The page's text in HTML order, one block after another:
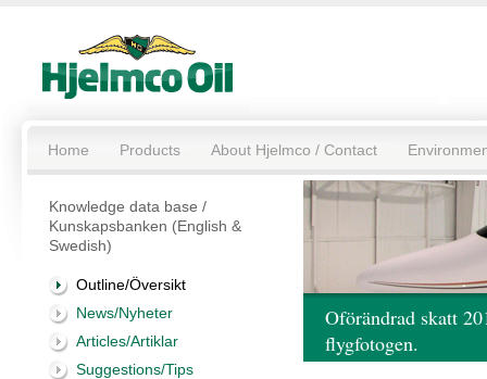
Home Products About Hjelmco / Contact
Knowledge data base /
Kunskapsbanken (English &
Swedish)
Outline/Översikt
News/Nyheter
Articles/Artiklar
Suggestions/Tips
Oförändrad skatt
flygfotogen.